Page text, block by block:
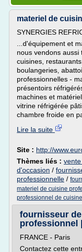
materiel de
SYNERGIES
...d'équipement et
nous vendons
cuisines,
boulangeries,
professionnelles -
présentoirs
machines et
vitrine réfrigérée
chambre froide en
Lire la suite
Site : http://
Thèmes liés :
d'occasion /
professionnelle /
materiel de cuisine
professionnel de
fournisseur
professionnel
FRANCE - Paris
Contactez cette